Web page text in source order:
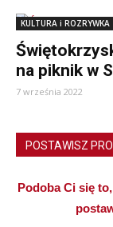
KULTURA i ROZRYWKA
na piknik w
7 września 2022
POSTAWISZ
Podoba Ci się